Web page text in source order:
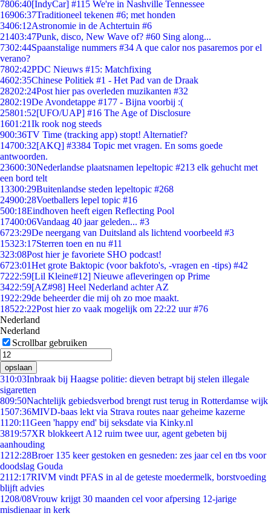
7806:40[IndyCar] #115 We're in Nashville Tennessee
16906:37Traditioneel tekenen #6; met honden
3406:12Astronomie in de Achtertuin #6
21403:47Punk, disco, New Wave of? #60 Sing along...
7302:44Spaanstalige nummers #34 A que calor nos pasaremos por el
verano?
7802:42PDC Nieuws #15: Matchfixing
4602:35Chinese Politiek #1 - Het Pad van de Draak
28202:24Post hier pas overleden muzikanten #32
2802:19De Avondetappe #177 - Bijna voorbij :(
25801:52[UFO/UAP] #16 The Age of Disclosure
1601:21Ik rook nog steeds
900:36TV Time (tracking app) stopt! Alternatief?
14700:32[AKQ] #3384 Topic met vragen. En soms goede
antwoorden.
23600:30Nederlandse plaatsnamen lepeltopic #213 elk gehucht met
een bord telt
13300:29Buitenlandse steden lepeltopic #268
24900:28Voetballers lepel topic #16
500:18Eindhoven heeft eigen Reflecting Pool
17400:06Vandaag 40 jaar geleden... #3
6723:29De neergang van Duitsland als lichtend voorbeeld #3
15323:17Sterren toen en nu #11
323:08Post hier je favoriete SHO podcast!
6723:01Het grote Baktopic (voor bakfoto's, -vragen en -tips) #42
7222:59[Lil Kleine#12] Nieuwe afleveringen op Prime
3422:59[AZ#98] Heel Nederland achter AZ
1922:29de beheerder die mij oh zo moe maakt.
18522:22Post hier zo vaak mogelijk om 22:22 uur #76
Nederland
Nederland
Scrollbar gebruiken
opslaan
310:03Inbraak bij Haagse politie: dieven betrapt bij stelen illegale
sigaretten
809:50Nachtelijk gebiedsverbod brengt rust terug in Rotterdamse wijk
1507:36MIVD-baas lekt via Strava routes naar geheime kazerne
11 20:11Geen 'happy end' bij seksdate via Kinky.nl
3819:57XR blokkeert A12 ruim twee uur, agent gebeten bij
aanhouding
1212:28Broer 135 keer gestoken en gesneden: zes jaar cel en tbs voor
doodslag Gouda
2112:17RIVM vindt PFAS in al de geteste moedermelk, borstvoeding
blijft advies
1208/08Vrouw krijgt 30 maanden cel voor afpersing 12-jarige
misdienaar in kerk